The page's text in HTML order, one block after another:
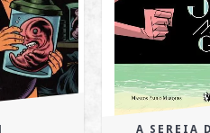
A SEREIA